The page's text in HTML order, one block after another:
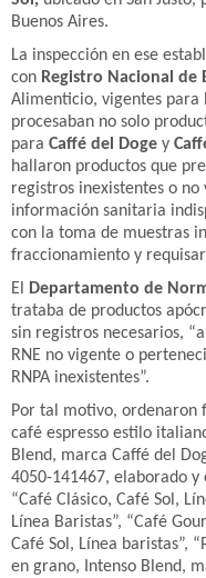
Buenos Aires.
La inspección en ese
con Registro Nacional de
Alimenticio, vigentes para
procesaban no solo
para Caffé del Doge y
hallaron productos que
registros inexistentes o
información sanitaria
con la toma de muestras
fraccionamiento y
El
Departamento de
trataba de productos
sin registros necesarios,
RNE no vigente o
RNPA inexistentes”.
Por tal motivo, ordenaron
café espresso estilo
Blend, marca Caffé del
4050-141467, elaborado y
“Café Clásico, Café Sol,
Línea Baristas”, “Café
Café Sol, Línea baristas”,
en grano, Intenso Blend,